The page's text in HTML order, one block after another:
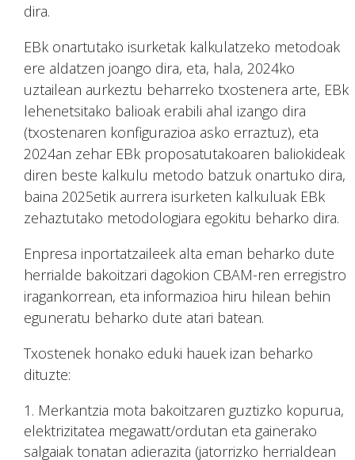
dira.
EBk onartutako isurketak kalkulatzeko metodoak
ere aldatzen joango dira, eta, hala, 2024ko
uztailean aurkeztu beharreko txostenera arte, EBk
lehenetsitako balioak erabili ahal izango dira
(txostenaren konfigurazioa asko erraztuz), eta
2024an zehar EBk proposatutakoaren baliokideak
diren beste kalkulu metodo batzuk onartuko dira,
baina 2025etik aurrera isurketen kalkuluak EBk
zehaztutako metodologiara egokitu beharko dira.
Enpresa inportatzaileek alta eman beharko dute
herrialde bakoitzari dagokion CBAM-ren erregistro
iragankorrean, eta informazioa hiru hilean behin
eguneratu beharko dute atari batean.
Txostenek honako eduki hauek izan beharko
dituzte:
Merkantzia mota bakoitzaren guztizko kopurua,
elektrizitatea megawatt/ordutan eta gainerako
salgaiak tonatan adierazita (jatorrizko herrialdean